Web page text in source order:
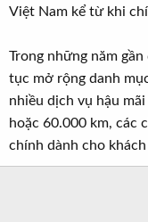
Việt Nam kể từ khi
Trong những năm
tục mở rộng danh
nhiều dịch vụ hậu
hoặc 60.000 km, các
chính dành cho khách